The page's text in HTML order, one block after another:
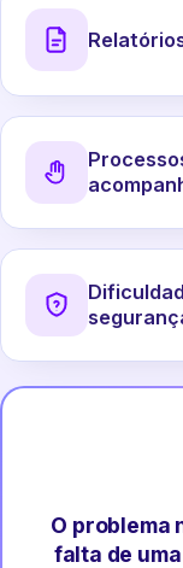
O problema
falta de uma